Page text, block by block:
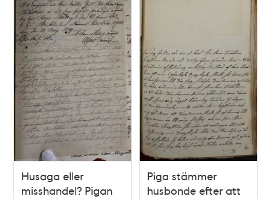
Husaga eller
misshandel? Pigan
Piga stämmer
husbonde efter att